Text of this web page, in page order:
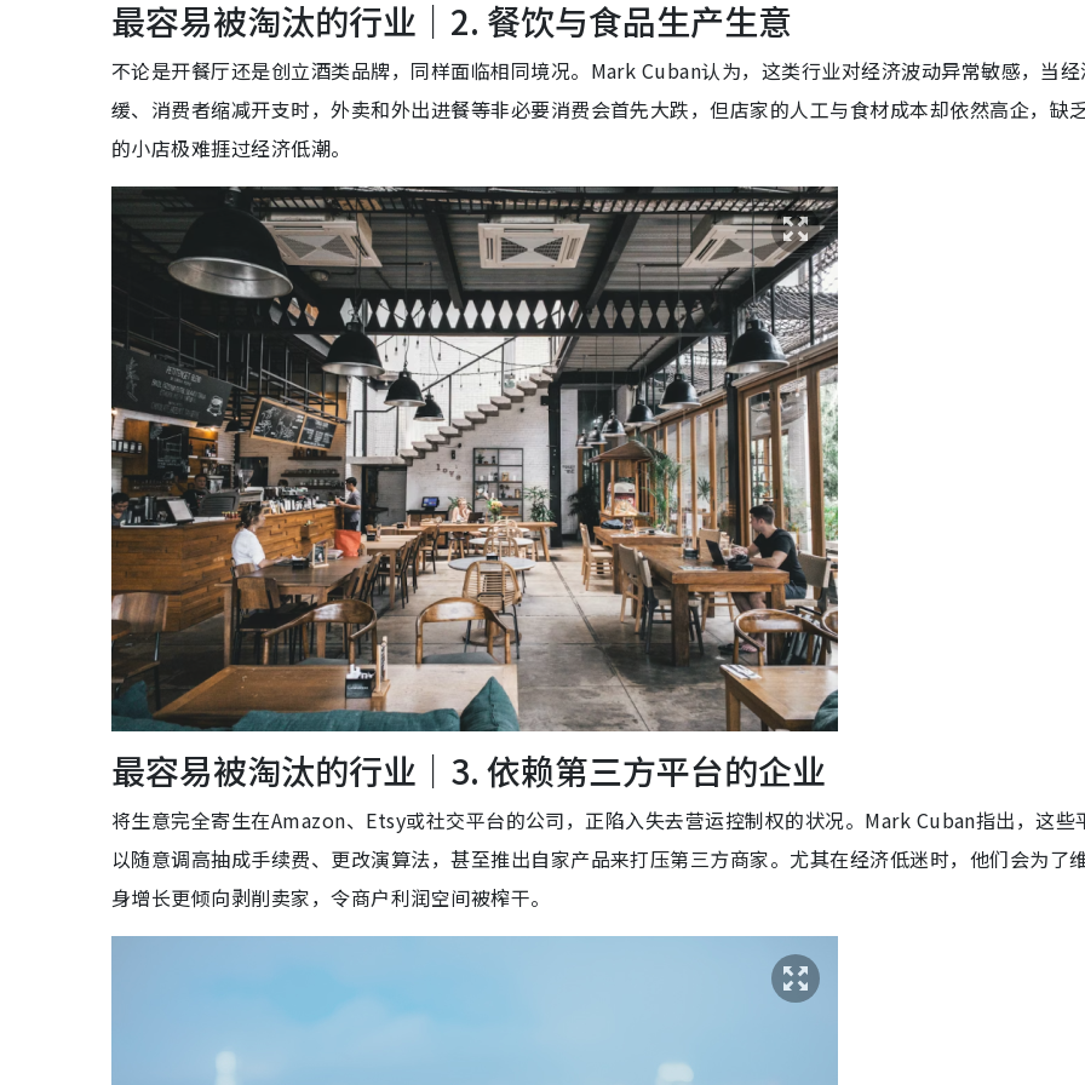
最容易被淘汰的行业｜2. 餐饮与食品生产生意
不论是开餐厅还是创立酒类品牌，同样面临相同境况。Mark Cuban认为，这类行业对经济波动异常敏感，当经
缓、消费者缩减开支时，外卖和外出进餐等非必要消费会首先大跌，但店家的人工与食材成本却依然高企，缺
的小店极难捱过经济低潮。
最容易被淘汰的行业｜3. 依赖第三方平台的企业
将生意完全寄生在Amazon、Etsy或社交平台的公司，正陷入失去营运控制权的状况。Mark Cuban指出，这些
以随意调高抽成手续费、更改演算法，甚至推出自家产品来打压第三方商家。尤其在经济低迷时，他们会为了
身增长更倾向剥削卖家，令商户利润空间被榨干。